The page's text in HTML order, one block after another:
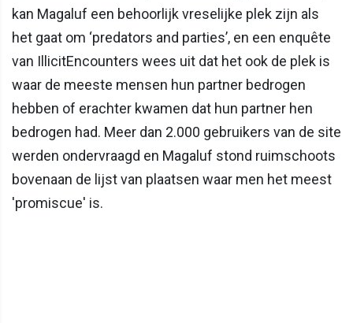
kan Magaluf een behoorlijk vreselijke plek zijn als
het gaat om ‘predators and parties’, en een enquête
van IllicitEncounters wees uit dat het ook de plek is
waar de meeste mensen hun partner bedrogen
hebben of erachter kwamen dat hun partner hen
bedrogen had. Meer dan 2.000 gebruikers van de site
werden ondervraagd en Magaluf stond ruimschoots
bovenaan de lijst van plaatsen waar men het meest
'promiscue' is.